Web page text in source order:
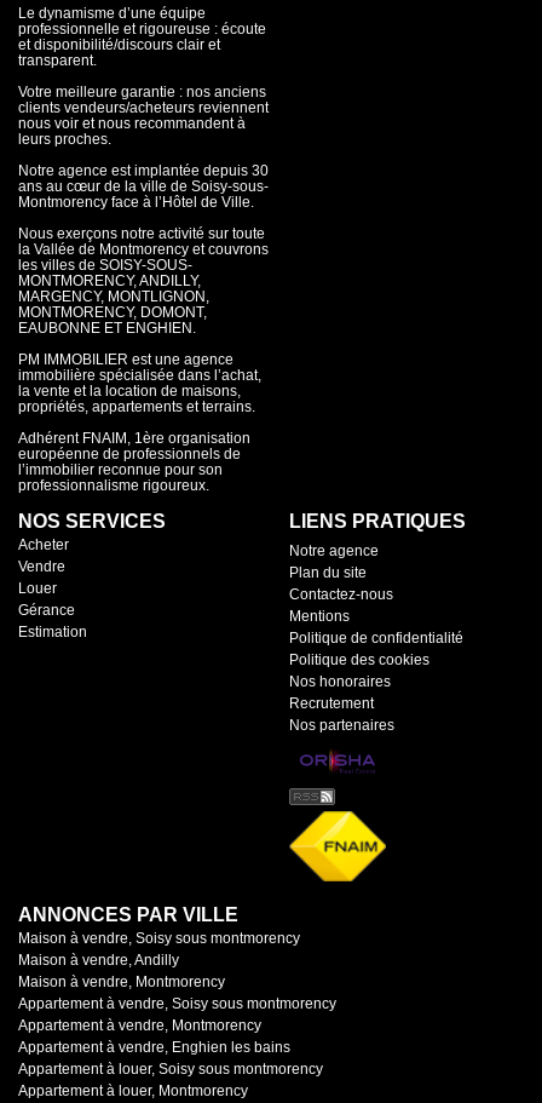
Le dynamisme d’une équipe
professionnelle et rigoureuse : écoute
et disponibilité/discours clair et
transparent.
Votre meilleure garantie : nos anciens
clients vendeurs/acheteurs reviennent
nous voir et nous recommandent à
leurs proches.
Notre agence est implantée depuis 30
ans au cœur de la ville de Soisy-sous-
Montmorency face à l’Hôtel de Ville.
Nous exerçons notre activité sur toute
la Vallée de Montmorency et couvrons
les villes de SOISY-SOUS-
MONTMORENCY, ANDILLY,
MARGENCY, MONTLIGNON,
MONTMORENCY, DOMONT,
EAUBONNE ET ENGHIEN.
PM IMMOBILIER est une agence
immobilière spécialisée dans l’achat,
la vente et la location de maisons,
propriétés, appartements et terrains.
Adhérent FNAIM, 1ère organisation
européenne de professionnels de
l’immobilier reconnue pour son
professionnalisme rigoureux.
NOS SERVICES
Acheter
Vendre
Louer
Gérance
Estimation
LIENS PRATIQUES
Notre agence
Plan du site
Contactez-nous
Mentions
Politique de confidentialité
Politique des cookies
Nos honoraires
Recrutement
Nos partenaires
ANNONCES PAR VILLE
Maison à vendre, Soisy sous montmorency
Maison à vendre, Andilly
Maison à vendre, Montmorency
Appartement à vendre, Soisy sous montmorency
Appartement à vendre, Montmorency
Appartement à vendre, Enghien les bains
Appartement à louer, Soisy sous montmorency
Appartement à louer, Montmorency